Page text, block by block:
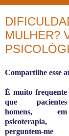
MULHER?
Compartilhe esse
É muito frequente
que pacientes
homens, em
psicoterapia,
perguntem-me